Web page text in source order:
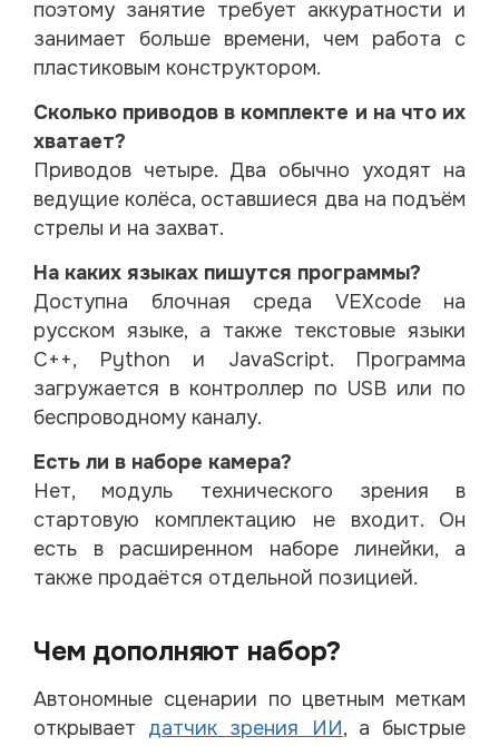
поэтому занятие требует аккуратности и
занимает больше времени, чем работа с
пластиковым конструктором.
Сколько приводов в комплекте и на что их
хватает?
Приводов четыре. Два обычно уходят на
ведущие колёса, оставшиеся два на подъём
стрелы и на захват.
На каких языках пишутся программы?
Доступна блочная среда VEXcode на
русском языке, а также текстовые языки
C++, Python и JavaScript. Программа
загружается в контроллер по USB или по
беспроводному каналу.
Есть ли в наборе камера?
Нет, модуль технического зрения в
стартовую комплектацию не входит. Он
есть в расширенном наборе линейки, а
также продаётся отдельной позицией.
Чем дополняют набор?
Автономные сценарии по цветным меткам
открывает датчик зрения ИИ, а быстрые